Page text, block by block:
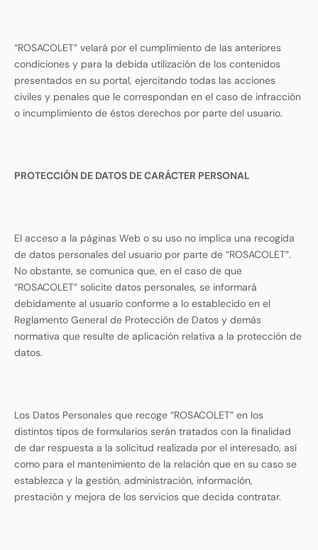
“ROSACOLET” velará por el cumplimiento de las anteriores
condiciones y para la debida utilización de los contenidos
presentados en su portal, ejercitando todas las acciones
civiles y penales que le correspondan en el caso de infracción
o incumplimiento de éstos derechos por parte del usuario.
PROTECCIÓN DE DATOS DE CARÁCTER PERSONAL
El acceso a la páginas Web o su uso no implica una recogida
de datos personales del usuario por parte de “ROSACOLET”.
No obstante, se comunica que, en el caso de que
“ROSACOLET” solicite datos personales, se informará
debidamente al usuario conforme a lo establecido en el
Reglamento General de Protección de Datos y demás
normativa que resulte de aplicación relativa a la protección de
datos.
Los Datos Personales que recoge “ROSACOLET” en los
distintos tipos de formularios serán tratados con la finalidad
de dar respuesta a la solicitud realizada por el interesado, así
como para el mantenimiento de la relación que en su caso se
establezca y la gestión, administración, información,
prestación y mejora de los servicios que decida contratar.